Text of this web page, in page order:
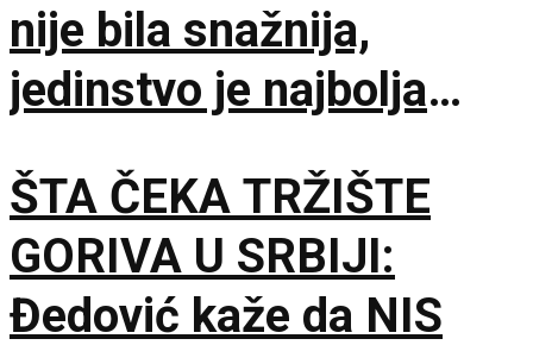
nije bila snažnija,
jedinstvo je najbolja
ŠTA ČEKA TRŽIŠTE
GORIVA U SRBIJI:
Đedović kaže da NIS